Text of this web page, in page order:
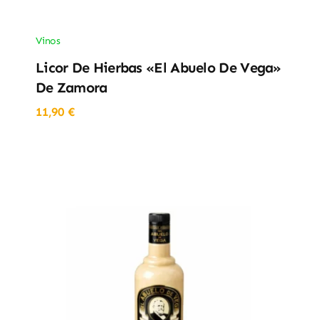
Vinos
Licor De Hierbas «El Abuelo De Vega»
De Zamora
11,90 €